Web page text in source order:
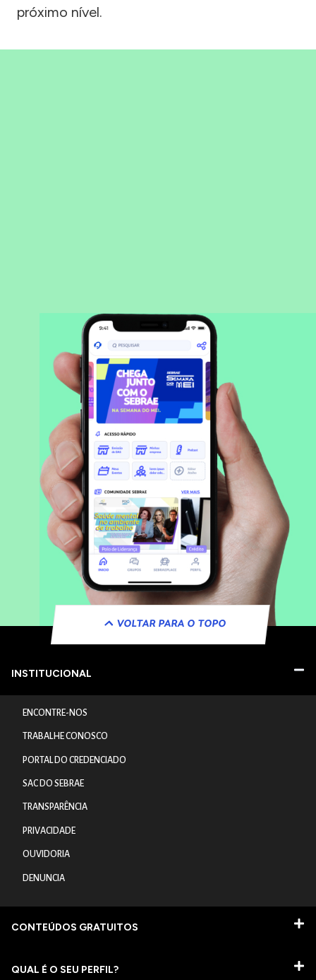
próximo nível.
VOLTAR PARA O TOPO
INSTITUCIONAL
ENCONTRE-NOS
TRABALHE CONOSCO
PORTAL DO CREDENCIADO
SAC DO SEBRAE
TRANSPARÊNCIA
PRIVACIDADE
OUVIDORIA
DENUNCIA
CONTEÚDOS GRATUITOS
QUAL É O SEU PERFIL?